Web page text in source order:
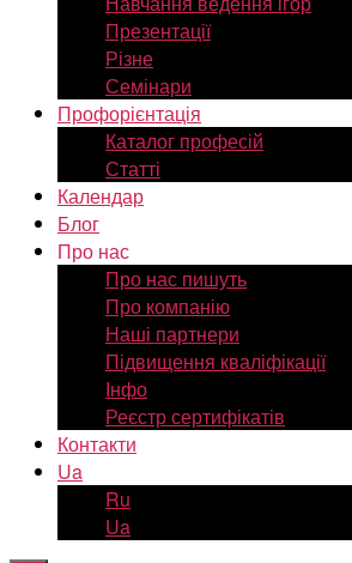
Презентації
Різне
Семінари
Профорієнтація
Каталог професій
Статті
Календар
Блог
Про нас
Про нас пишуть
Про компанію
Наші партнери
Підвищення кваліфікації
Інфо
Реєстр сертифікатів
Контакти
Ua
Ru
Ua